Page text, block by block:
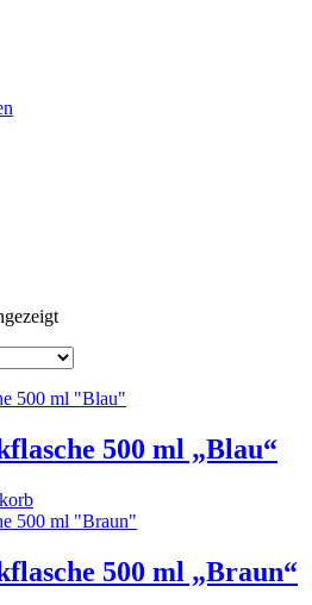
500 ml „Blau“
500 ml „Braun“